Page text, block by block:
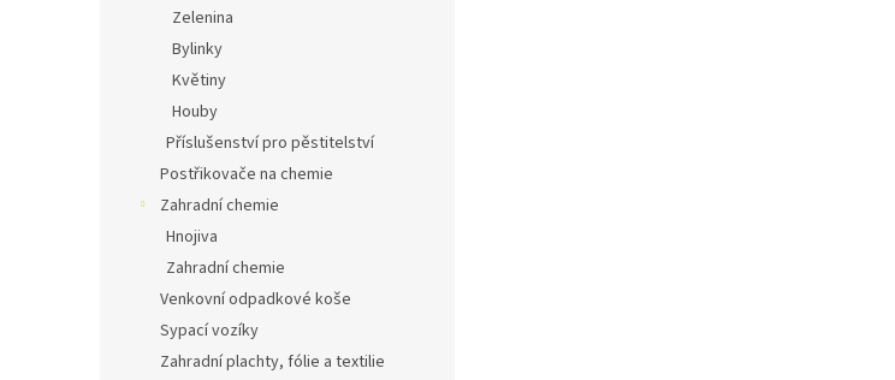
Zelenina
Bylinky
Květiny
Houby
Příslušenství pro pěstitelství
Postřikovače na chemie
Zahradní chemie
Hnojiva
Zahradní chemie
Venkovní odpadkové koše
Sypací vozíky
Zahradní plachty, fólie a textilie